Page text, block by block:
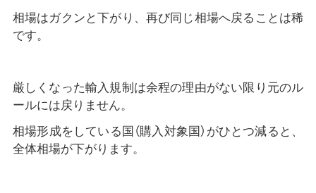
相場はガクンと下がり、再び同じ相場へ戻ることは稀
です。
厳しくなった輸入規制は余程の理由がない限り元のル
ールには戻りません。
相場形成をしている国（購入対象国）がひとつ減ると、
全体相場が下がります。